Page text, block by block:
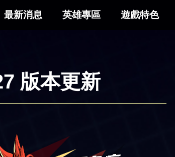
最新消息 英雄專區 遊戲特色
版本更新